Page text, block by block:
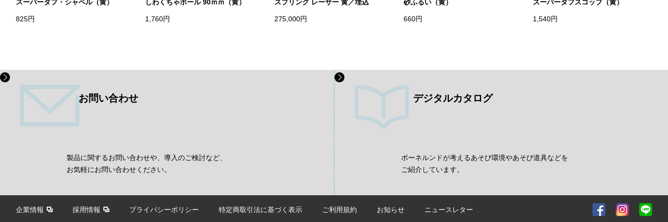
スーパータフ・シャベル（黄）
825円
しわくちゃボール 90ｍｍ（黄）
1,760円
スプリング レーサー 黄／埋込
275,000円
砂ふるい（黄）
660円
スーパータフスコップ（黄）
1,540円
お問い合わせ
製品に関するお問い合わせや、導入のご検討など、
お気軽にお問い合わせください。
デジタルカタログ
ボーネルンドが考えるあそび環境やあそび道具などを
ご紹介しています。
企業情報 採用情報 プライバシーポリシー 特定商取引法に基づく表示 ご利用規約 お知らせ ニュースレター